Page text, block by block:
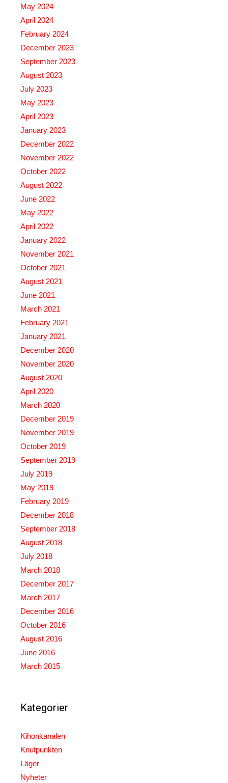
May 2024
April 2024
February 2024
December 2023
September 2023
August 2023
July 2023
May 2023
April 2023
January 2023
December 2022
November 2022
October 2022
August 2022
June 2022
May 2022
April 2022
January 2022
November 2021
October 2021
August 2021
June 2021
March 2021
February 2021
January 2021
December 2020
November 2020
August 2020
April 2020
March 2020
December 2019
November 2019
October 2019
September 2019
July 2019
May 2019
February 2019
December 2018
September 2018
August 2018
July 2018
March 2018
December 2017
March 2017
December 2016
October 2016
August 2016
June 2016
March 2015
Kategorier
Kihonkanalen
Knutpunkten
Läger
Nyheter